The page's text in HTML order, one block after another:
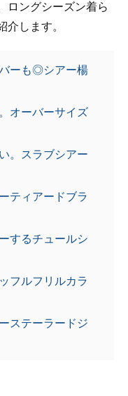
ロングシーズン着ら
介します。
ーも◎シアー楊
オーバーサイズ
。スラブシアー
ティアードブラ
するチュールシ
フルフリルカラ
ステーラードジ